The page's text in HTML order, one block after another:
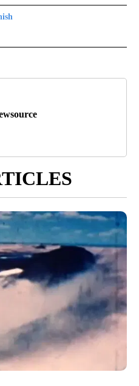
TO RECEIVE NOTIFICATIONS ABOUT